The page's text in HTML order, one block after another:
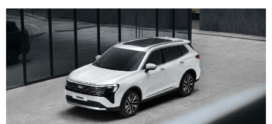
đẩy chuyển đổi xanh cho ngành vận tải dịch vụ tại Việt Nam.